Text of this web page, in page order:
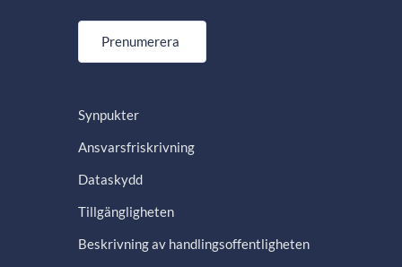
Prenumerera
Synpukter
Ansvarsfriskrivning
Dataskydd
Tillgängligheten
Beskrivning av handlingsoffentligheten